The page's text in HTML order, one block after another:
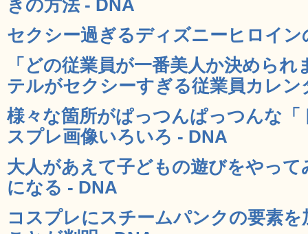
きの方法 - DNA
セクシー過ぎるディズニーヒロイ
「どの従業員が一番美人か決めら
テルがセクシーすぎる従業員カレン
様々な箇所がぱっつんぱっつんな
スプレ画像いろいろ - DNA
大人があえて子どもの遊びをやっ
になる - DNA
コスプレにスチームパンクの要素